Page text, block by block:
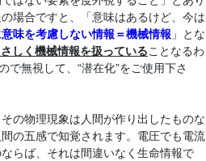
場合ですと、「意味はあるけど、今は
味を考慮しない情報＝機械情報 」とな
しく機械情報を扱っていることなるわ
で無視して、“潜在化”をご使用下さ
の物理現象は人間が作り出したものな
の五感で知覚されます。電圧でも電流
らば、それは間違いなく生命情報で